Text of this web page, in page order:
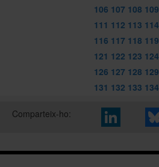
106 107 108 109
111 112 113 114
116 117 118 119
121 122 123 124
126 127 128 129
131 132 133 134
Comparteix-ho: